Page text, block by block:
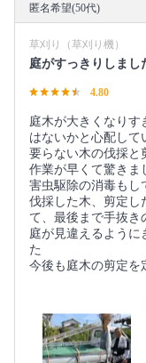
匿名希望(50代)
草刈り（草刈り機）
庭がすっきりしまし
4.80
庭木が大きくなりす
はないかと心配して
要らない木の伐採と
作業が早くて驚きま
害虫駆除の消毒もし
伐採した木、剪定し
て、最後まで手抜き
庭が見違えるように
た
今後も庭木の剪定を